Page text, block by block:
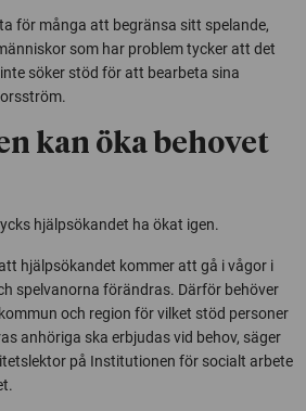
för många att begränsa sitt spelande,
som har problem tycker att det
söker stöd för att bearbeta sina
kan öka behovet
hjälpsökandet ha ökat igen.
hjälpsökandet kommer att gå i vågor i
spelvanorna förändras. Därför behöver
och region för vilket stöd personer
anhöriga ska erbjudas vid behov, säger
på Institutionen för socialt arbete